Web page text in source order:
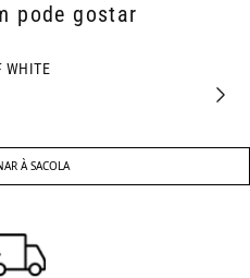
pode gostar
WHITE
À SACOLA